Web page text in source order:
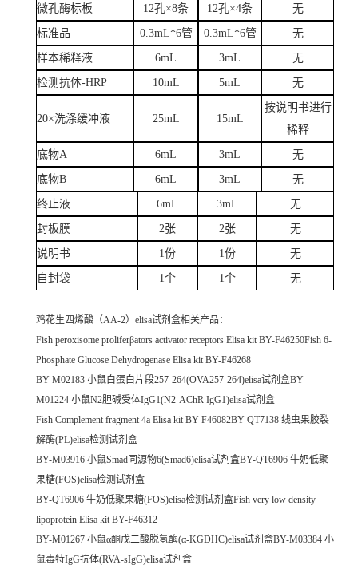
微孔酶标板 12孔×8条 12孔×4条 无
标准品 0.3mL*6管 0.3mL*6管 无
样本稀释液 6mL 3mL 无
检测抗体-HRP 10mL 5mL 无
20×洗涤缓冲液 25mL 15mL
按说明书进行
稀释
底物A 6mL 3mL 无
底物B 6mL 3mL 无
终止液 6mL 3mL 无
封板膜 2张 2张 无
说明书 1份 1份 无
自封袋 1个 1个 无
鸡花生四烯酸（AA-2）elisa试剂盒相关产品：
Fish peroxisome proliferβators activator receptors Elisa kit BY-F46250Fish 6-
Phosphate Glucose Dehydrogenase Elisa kit BY-F46268
BY-M02183 小鼠白蛋白片段257-264(OVA257-264)elisa试剂盒BY-
M01224 小鼠N2胆碱受体IgG1(N2-AChR IgG1)elisa试剂盒
Fish Complement fragment 4a Elisa kit BY-F46082BY-QT7138 线虫果胶裂
解酶(PL)elisa检测试剂盒
BY-M03916 小鼠Smad同源物6(Smad6)elisa试剂盒BY-QT6906 牛奶低聚
果糖(FOS)elisa检测试剂盒
BY-QT6906 牛奶低聚果糖(FOS)elisa检测试剂盒Fish very low density
lipoprotein Elisa kit BY-F46312
BY-M01267 小鼠α酮戊二酸脱氢酶(α-KGDHC)elisa试剂盒BY-M03384 小
鼠毒特IgG抗体(RVA-sIgG)elisa试剂盒